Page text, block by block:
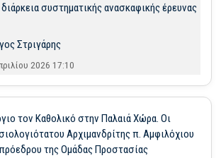
συστηματικής ανασκαφικής έρευνας
Στριγάρης
2026 17:10
τον Καθολικό στην Παλαιά Χώρα. Οι
Αρχιμανδρίτης π. Αμφιλόχιου
πρόεδρου της Ομάδας Προστασίας